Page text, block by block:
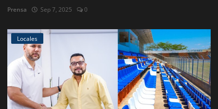
Prensa Sep 7, 2025 0
Locales